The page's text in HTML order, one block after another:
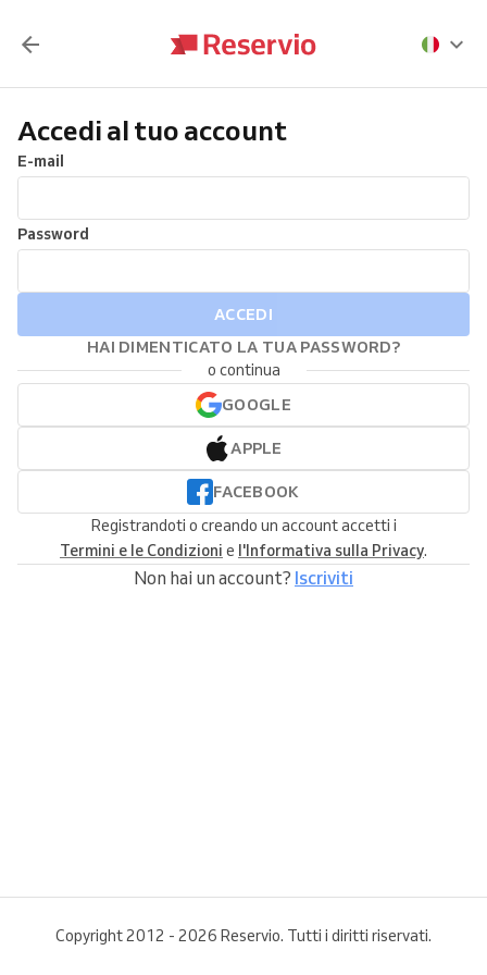
Accedi al tuo account
E-mail
Password
ACCEDI
HAI DIMENTICATO LA TUA PASSWORD?
o continua
GOOGLE
APPLE
FACEBOOK
Registrandoti o creando un account accetti i
Termini e le Condizioni e l'Informativa sulla Privacy.
Non hai un account? Iscriviti
Copyright 2012 - 2026 Reservio. Tutti i diritti riservati.